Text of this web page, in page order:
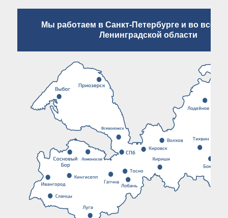
Мы работаем в Санкт-Петербурге и во всех
Ленинградской области